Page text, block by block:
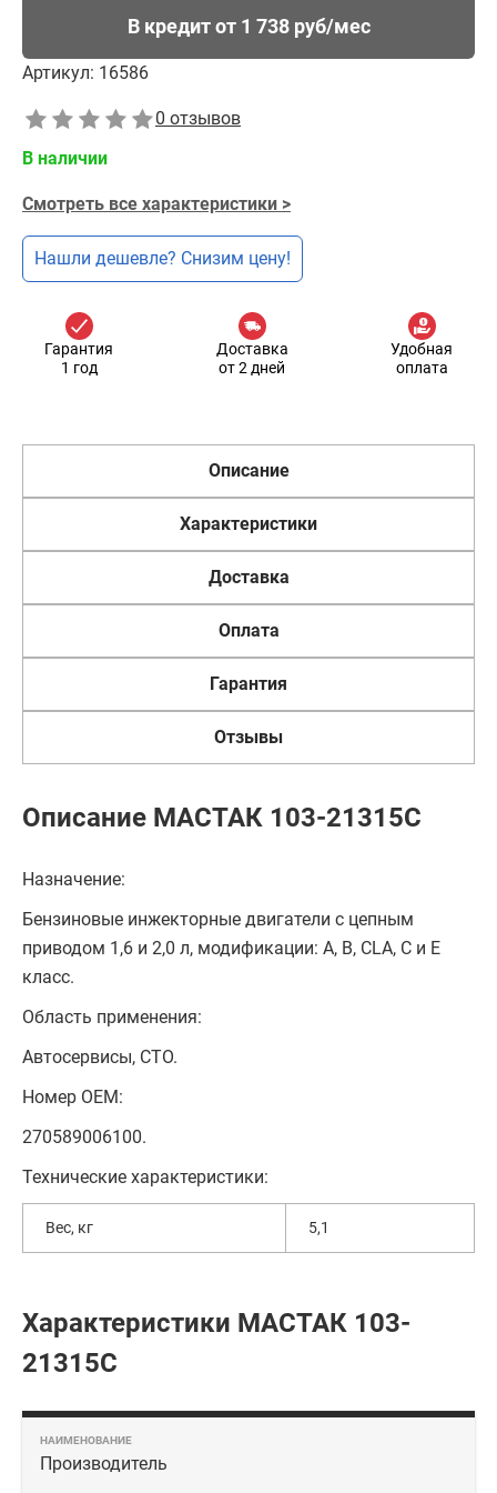
В кредит от 1 738 руб/мес
Артикул: 16586
0 отзывов
В наличии
Смотреть все характеристики >
Нашли дешевле? Снизим цену!
Гарантия
1 год
Доставка
от 2 дней
Удобная
оплата
Описание
Характеристики
Доставка
Оплата
Гарантия
Отзывы
Описание МАСТАК 103-21315C
Назначение:
Бензиновые инжекторные двигатели с цепным
приводом 1,6 и 2,0 л, модификации: A, B, CLA, С и Е
класс.
Область применения:
Автосервисы, СТО.
Номер ОЕМ:
270589006100.
Технические характеристики:
Вес, кг 5,1
Характеристики МАСТАК 103-
21315C
Производитель